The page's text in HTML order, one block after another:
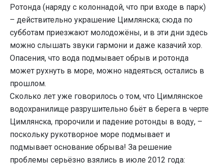
Ротонда (наряду с колоннадой, что при входе в парк)
– действительно украшение Цимлянска; сюда по
субботам приезжают молодожёны, и в эти дни здесь
можно слышать звуки гармони и даже казачий хор.
Опасения, что вода подмывает обрыв и ротонда
может рухнуть в море, можно надеяться, остались в
прошлом.
Сколько лет уже говорилось о том, что Цимлянское
водохранилище разрушительно бьёт в берега в черте
Цимлянска, пророчили и падение ротонды в воду, –
поскольку рукотворное море подмывает и
подмывает основание обрыва! За решение
проблемы серьёзно взялись в июле 2012 года: